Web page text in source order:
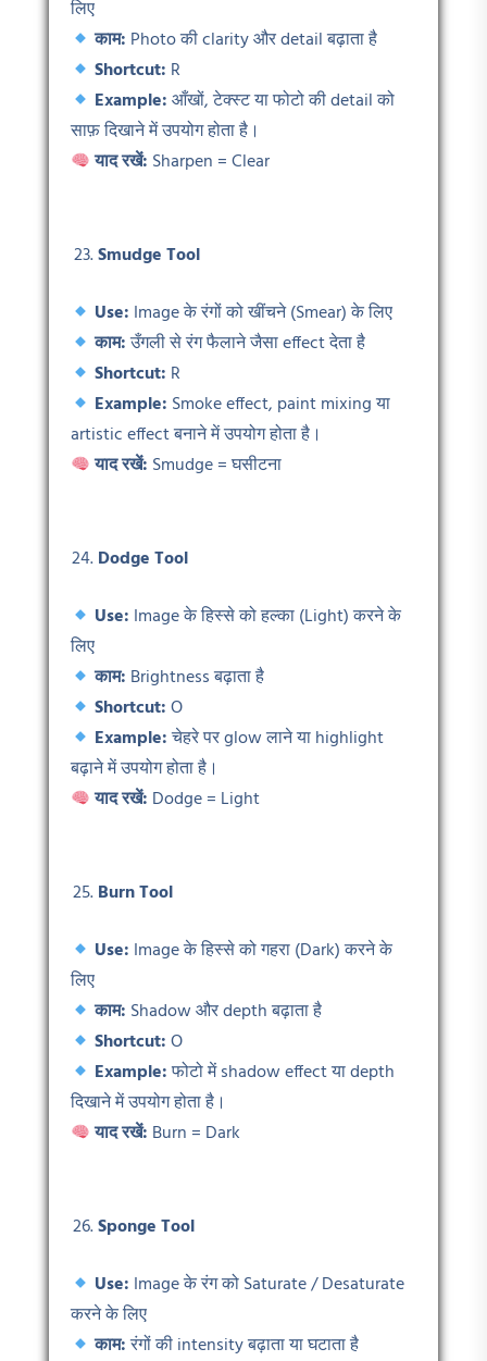
लिए
काम: Photo की clarity और detail बढ़ाता है
Shortcut: R
Example:आँखों, टेक्स्ट या फोटो की detail को
साफ़ दिखाने में उपयोग होता है।
याद रखें: Sharpen = Clear
Smudge Tool
Use: Image के रंगों को खींचने (Smear) के लिए
काम:उँगली से रंग फैलाने जैसा effect देता है
Shortcut: R
Example: Smoke effect, paint mixing या
artistic effect बनाने में उपयोग होता है।
याद रखें: Smudge = घसीटना
Dodge Tool
Use: Image के हिस्से को हल्का (Light) करने के
लिए
काम: Brightness बढ़ाता है
Shortcut:O
Example:चेहरे पर glow लाने या highlight
बढ़ाने में उपयोग होता है।
याद रखें: Dodge = Light
Burn Tool
Use: Image के हिस्से को गहरा (Dark) करने के
लिए
काम: Shadow और depth बढ़ाता है
Shortcut:O
Example:फोटो में shadow effect या depth
दिखाने में उपयोग होता है।
याद रखें: Burn = Dark
Sponge Tool
Use: Image के रंग को Saturate / Desaturate
करने के लिए
काम:रंगों की intensity बढ़ाता या घटाता है